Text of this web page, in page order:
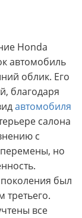
Honda
автомобиль
облик. Его
благодаря
автомобиля
салона
с
но
был
все